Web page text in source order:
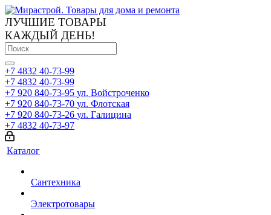
ЛУЧШИЕ ТОВАРЫ
КАЖДЫЙ ДЕНЬ!
+7 4832 40-73-99
+7 4832 40-73-99
+7 920 840-73-95 ул. Войстроченко
+7 920 840-73-70 ул. Флотская
+7 920 840-73-26 ул. Галицина
+7 4832 40-73-97
Каталог
Сантехника
Электротовары